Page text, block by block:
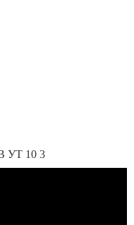
УТ 10 3